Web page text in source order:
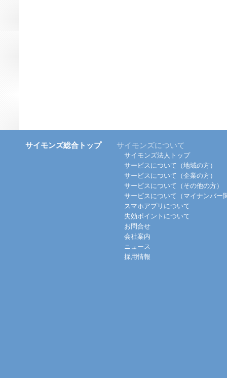
サイモンズ総合トップ サイモンズについて
サイモンズ法人トップ
サービスについて（地域の方）
サービスについて（企業の方）
サービスについて（その他の方）
サービスについて（マイナンバー
スマホアプリについて
失効ポイントについて
お問合せ
会社案内
ニュース
採用情報